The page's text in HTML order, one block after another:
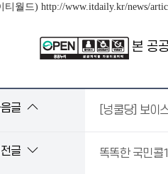
월드) http://www.itdaily.kr/news/
본 공
글 [넝쿨당] 보이
글 똑똑한 국민